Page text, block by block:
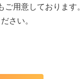
用意しております。
さい。